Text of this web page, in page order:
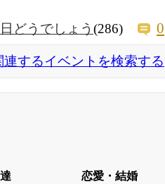
どうでしょう (286) 0
連するイベントを検索する
恋愛・結婚